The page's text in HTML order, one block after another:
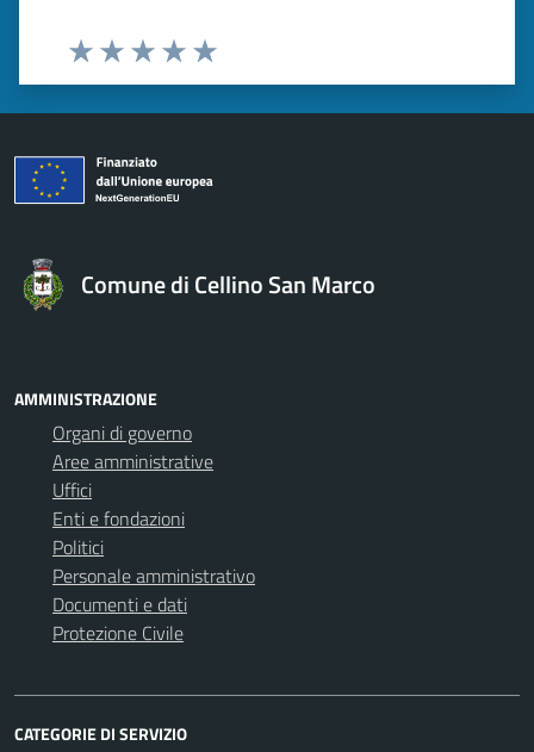
Valuta 5 stelle su 5
Valuta 4 stelle su 5
Valuta 3 stelle su 5
Valuta 2 stelle su 5
Valuta 1 stelle su 5
Comune di Cellino San Marco
AMMINISTRAZIONE
Organi di governo
Aree amministrative
Uffici
Enti e fondazioni
Politici
Personale amministrativo
Documenti e dati
Protezione Civile
CATEGORIE DI SERVIZIO